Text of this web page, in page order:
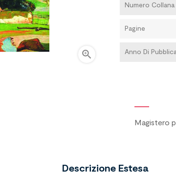

Numero Collana
Pagine
Anno Di
Magistero
Descrizione Estesa